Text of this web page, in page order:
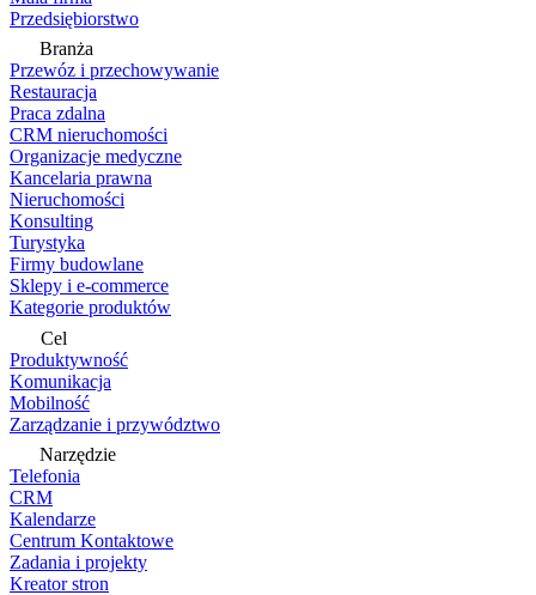
Przedsiębiorstwo
Branża
Przewóz i przechowywanie
Restauracja
Praca zdalna
CRM nieruchomości
Organizacje medyczne
Kancelaria prawna
Nieruchomości
Konsulting
Turystyka
Firmy budowlane
Sklepy i e-commerce
Kategorie produktów
Cel
Produktywność
Komunikacja
Mobilność
Zarządzanie i przywództwo
Narzędzie
Telefonia
CRM
Kalendarze
Centrum Kontaktowe
Zadania i projekty
Kreator stron